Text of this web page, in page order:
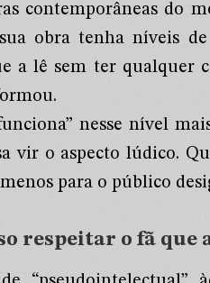
contemporâneas do
obra tenha níveis
a lê sem ter qualquer
nesse nível
vir o aspecto lúdico.
para o público
respeitar o fã